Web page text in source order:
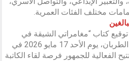
مختلف الفئات العمرية.
كتاب “مغامراتي الشيقة في
ربوع الشارقة” للكاتبة سعاد الطربان، يوم الأحد 17 مايو 2026 في
حيث تتيح الفعالية للجمهور فرصة لقاء الكاتبة